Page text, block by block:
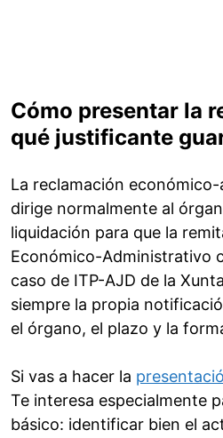
Cómo presentar la
qué justificante
La reclamación
dirige normalmente al
liquidación para que la
Económico-Administrativo
caso de ITP-AJD de la
siempre la propia
el órgano, el plazo y la
Si vas a hacer la
Te interesa especialmente
básico: identificar bien el